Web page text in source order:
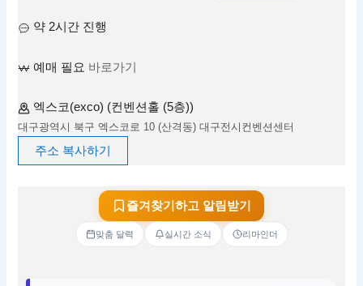
약 2시간 진행
예매 필요 바로가기
엑스코(exco) (컨벤션홀 (5층))
대구광역시 북구 엑스코로 10 (산격동) 대구전시컨벤션센터
주소 복사하기
즐겨찾기하고 알림받기
맞춤 달력 실시간 소식 리마인더